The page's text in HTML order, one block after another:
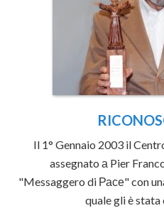
Il 1° Gennaio 2003 il
assegnato а Pier
"Messaggero di Расе" con
quale gli è stata